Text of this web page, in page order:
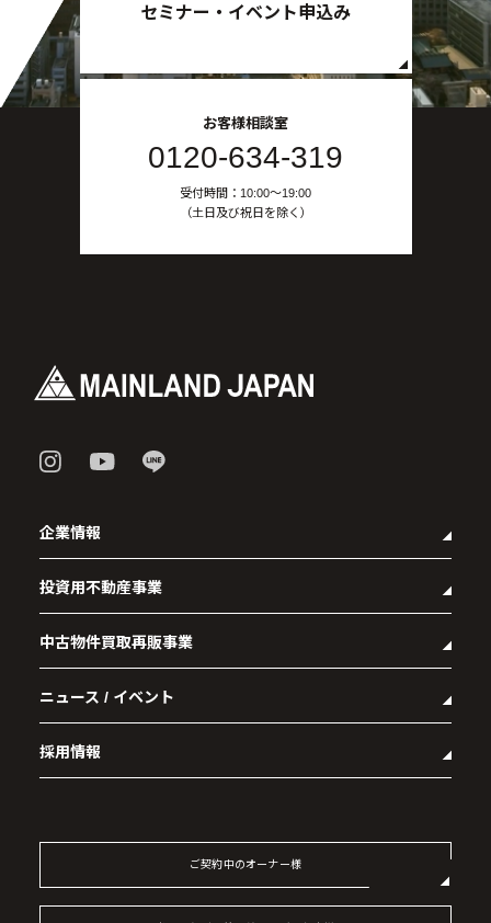
セミナー・イベント申込み
お客様相談室
0120-634-319
受付時間：10:00〜19:00
（土日及び祝日を除く）
企業情報
- 企業理念
- 代表メッセージ
- 会社概要
- アクセス
- 社会貢献活動
投資用不動産事業
- マンション経営をお考えの方へ
- メインランドグループの強み
- オーナーズデータ
- 資産運用型マンション メインステージシリーズ
中古物件買取再販事業
- RE:MAIN
- リノベーション物件一覧
- リノベーション物件お問い合わせ
ニュース / イベント
採用情報
- 記事一覧
ご契約中のオーナー様